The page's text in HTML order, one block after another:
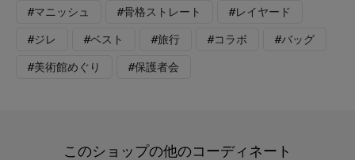
#マニッシュ #骨格ストレート #レイヤード
#ジレ #ベスト #旅行 #コラボ #バッグ
#美術館めぐり #保護者会
このショップの他のコーディネート